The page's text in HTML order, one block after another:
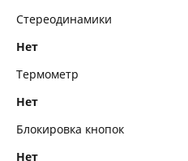
Стереодинамики
Нет
Термометр
Нет
Блокировка кнопок
Нет